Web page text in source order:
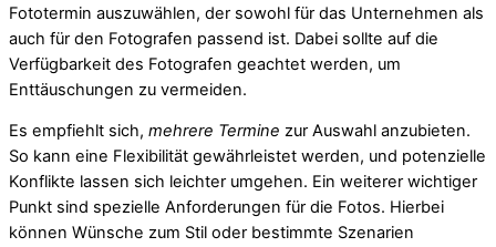
Fototermin auszuwählen, der sowohl für das Unternehmen als
auch für den Fotografen passend ist. Dabei sollte auf die
Verfügbarkeit des Fotografen geachtet werden, um
Enttäuschungen zu vermeiden.
Es empfiehlt sich, mehrere Termine zur Auswahl anzubieten.
So kann eine Flexibilität gewährleistet werden, und potenzielle
Konflikte lassen sich leichter umgehen. Ein weiterer wichtiger
Punkt sind spezielle Anforderungen für die Fotos. Hierbei
können Wünsche zum Stil oder bestimmte Szenarien